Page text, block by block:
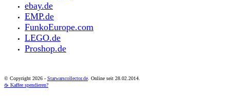
ebay.de
EMP.de
FunkoEurope.com
LEGO.de
Proshop.de
© Copyright 2026 - Starwarscollector.de . Online seit 28.02.2014.
☕ Kaffee spendieren?